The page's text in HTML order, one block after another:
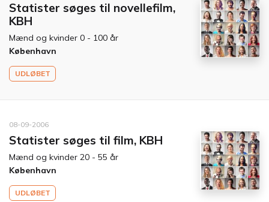
Statister søges til novellefilm,
KBH
Mænd og kvinder 0 - 100 år
København
UDLØBET
08-09-2006
Statister søges til film, KBH
Mænd og kvinder 20 - 55 år
København
UDLØBET